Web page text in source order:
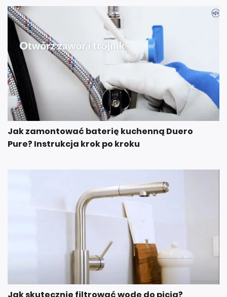
Jak zamontować baterię kuchenną Duero
Pure? Instrukcja krok po kroku
Jak skutecznie filtrować wodę do picia?